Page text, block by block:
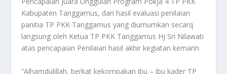
Kabupaten Tanggamus, dari hasil evaluasi penilaian
panitia TP PKK Tanggamus yang diumumkan secarq
langsung oleh Ketua TP PKK Tanggamus Hj Sri Nilawati
atas pencapaian Penilaian hasil akhir kegiatan kemarin.
“Alhamdulillah, berkat kekompakan ibu – ibu kader TP